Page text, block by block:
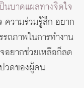
นบาดแผลทางจิตใจ
ความร่วมรู้สึก อยาก
ถภาพในการทำงาน
อยากช่วยเหลือก็ลด
วดของผู้คน